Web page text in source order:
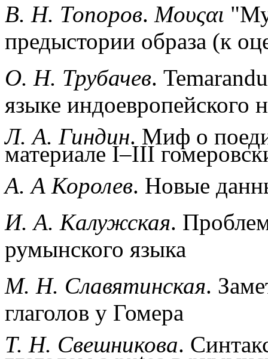
В. Н. Топоров. Μουςαι
предыстории образа (к
О. Н. Трубачев.
языке индоевропейского
Л. А. Гиндин. Миф о
материале I–III
А. А Королев. Новые
И. А. Калужская.
румынского языка
М. Н. Славятинская.
глаголов у Гомера
Т. Н. Свешникова.